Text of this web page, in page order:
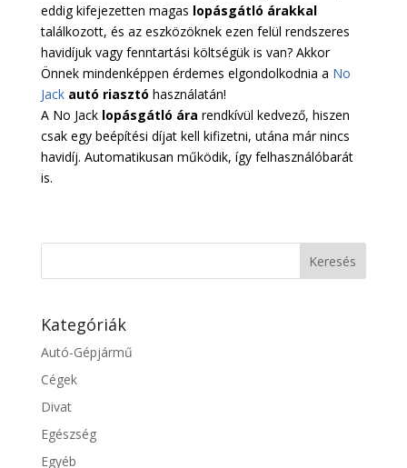
eddig kifejezetten magas lopásgátló árakkal
találkozott, és az eszközöknek ezen felül rendszeres
havidíjuk vagy fenntartási költségük is van? Akkor
Önnek mindenképpen érdemes elgondolkodnia a No
Jack autó riasztó használatán!
A No Jack lopásgátló ára rendkívül kedvező, hiszen
csak egy beépítési díjat kell kifizetni, utána már nincs
havidíj. Automatikusan működik, így felhasználóbarát
is.
Kategóriák
Autó-Gépjármű
Cégek
Divat
Egészség
Egyéb